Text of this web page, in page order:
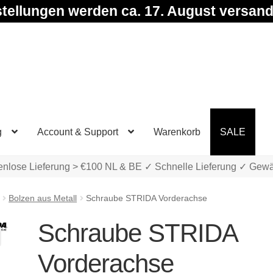
werden ca. 17. August
Account & Support Warenkorb SALE
Lieferung > €100 NL & BE ✓ Schnelle Lieferung ✓
Bolzen aus Metall Schraube STRIDA Vorderachse
Schraube STRIDA
Vorderachse